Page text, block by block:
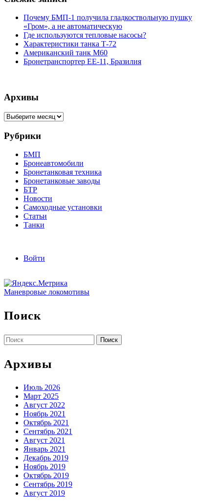
Почему БМП-1 получила гладкоствольную пушку
«Гром», а не автоматическую
Где используются тепловые насосы?
Характеристики танка Т-72
Американский танк М60
Бронетранспортер EE-11, Бразилия
Архивы
Архивы
Рубрики
БМП
Бронеавтомобили
Бронетанковая техника
Бронетанковые заводы
БТР
Новости
Самоходные установки
Статьи
Танки
Войти
Маневровые локомотивы
Поиск
Найти:
Архивы
Июль 2026
Март 2025
Август 2022
Ноябрь 2021
Октябрь 2021
Сентябрь 2021
Август 2021
Январь 2021
Декабрь 2019
Ноябрь 2019
Октябрь 2019
Сентябрь 2019
Август 2019